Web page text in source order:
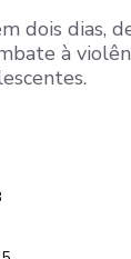
dois dias,
à